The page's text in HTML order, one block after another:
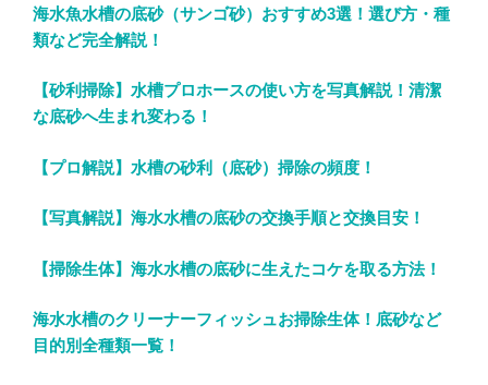
海水魚水槽の底砂（サンゴ砂）おすすめ3選！選び方・種
類など完全解説！
【砂利掃除】水槽プロホースの使い方を写真解説！清潔
な底砂へ生まれ変わる！
【プロ解説】水槽の砂利（底砂）掃除の頻度！
【写真解説】海水水槽の底砂の交換手順と交換目安！
【掃除生体】海水水槽の底砂に生えたコケを取る方法！
海水水槽のクリーナーフィッシュお掃除生体！底砂など
目的別全種類一覧！